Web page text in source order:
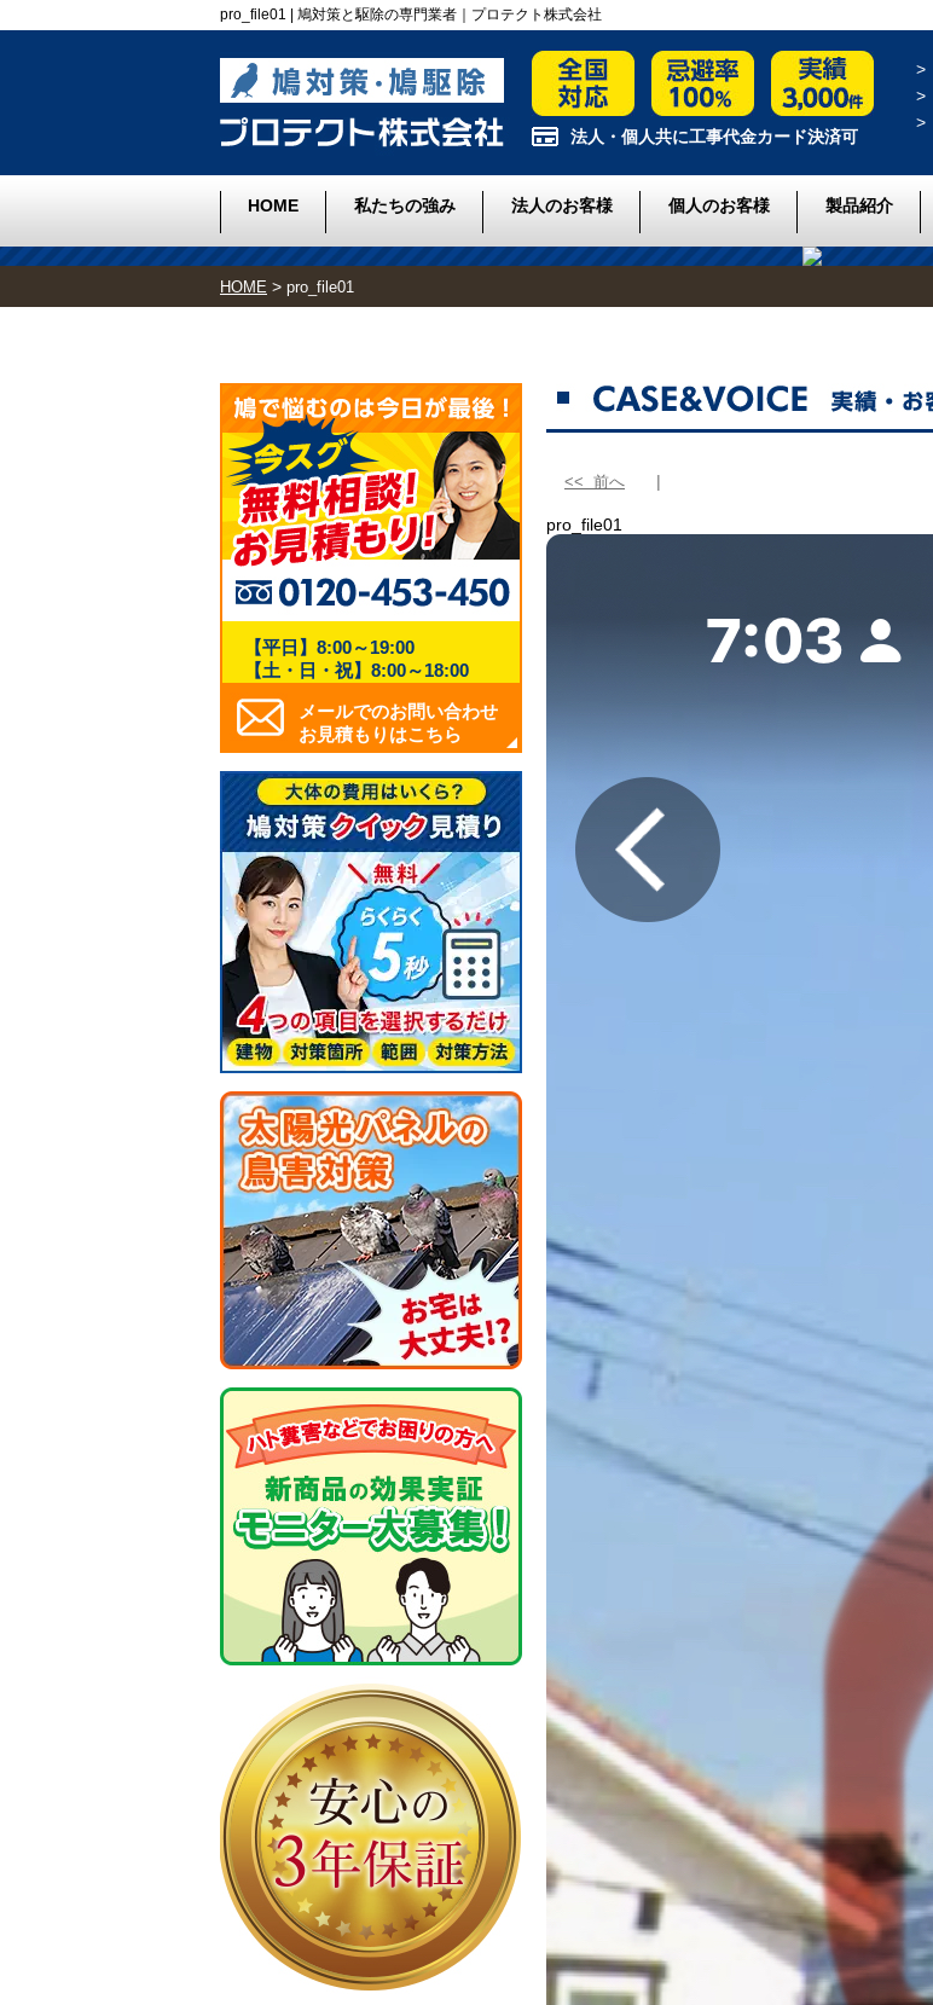
pro_file01 | 鳩対策と駆除の専門業者｜プロテクト株式会社
法人・個人共に工事代金カード決済可
HOME 私たちの強み 法人のお客様 個人のお客様 製品紹介
HOME > pro_file01
【平日】8:00～19:00
【土・日・祝】8:00～18:00
メールでのお問い合わせ
お見積もりはこちら
<< 前へ
pro_file01